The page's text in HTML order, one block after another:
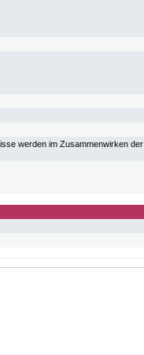
werden im Zusammenwirken der